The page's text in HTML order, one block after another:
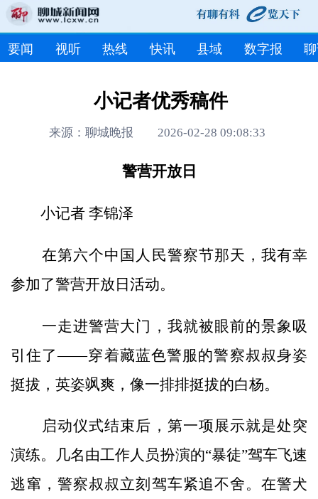
要闻 视听 热线 快讯 县域 数字报
小记者优秀稿件
来源：聊城晚报 2026-02-28 09:08:33
警营开放日
小记者 李锦泽
在第六个中国人民警察节那天，我有幸
参加了警营开放日活动。
一走进警营大门，我就被眼前的景象吸
引住了——穿着藏蓝色警服的警察叔叔身姿
挺拔，英姿飒爽，像一排排挺拔的白杨。
启动仪式结束后，第一项展示就是处突
演练。几名由工作人员扮演的“暴徒”驾车飞速
逃窜，警察叔叔立刻驾车紧追不舍。在警犬